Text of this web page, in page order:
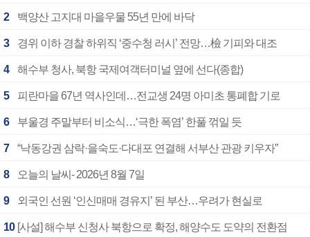
2 백양산 고지대 마을우물 55년 만에 바닥
3 경위 이하 경찰 하위직 ‘중수청 러시’ 전망…檢 기피와 대조
4 해수부 청사, 북항 국제여객터미널 옆에 선다(종합)
5 피란마을 67년 역사인데…전교생 24명 아미초 통폐합 기로
6 부울경 주말부터 비소식…‘극한 폭염’ 한풀 꺾일 듯
7 “낙동강권 삼락·을숙도·다대포 연결해 서부산 관광 키우자”
8 오늘의 날씨- 2026년 8월 7일
9 외국인 선원 ‘인신매매 경유지’ 된 부산…우려가 현실로
10 [사설] 해수부 신청사 북항으로 확정, 해양수도 도약의 전환점